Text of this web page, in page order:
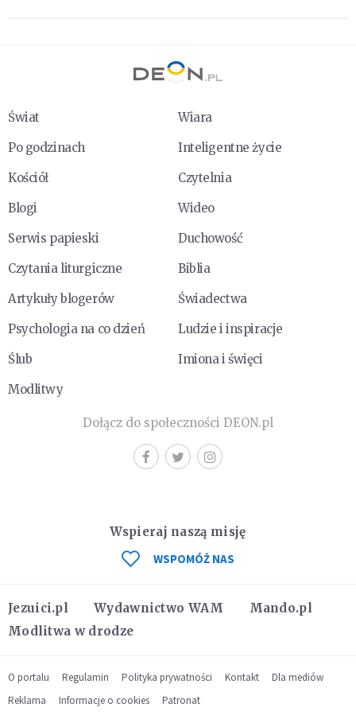
Świat
Wiara
Po godzinach
Inteligentne życie
Kościół
Czytelnia
Blogi
Wideo
Serwis papieski
Duchowość
Czytania liturgiczne
Biblia
Artykuły blogerów
Świadectwa
Psychologia na co dzień
Ludzie i inspiracje
Ślub
Imiona i święci
Modlitwy
Dołącz do społeczności DEON.pl
Jezuici.pl Wydawnictwo WAM
Mando.pl
Modlitwa w drodze
Wspieraj naszą misję
WSPOMÓŻ NAS
O portalu Regulamin Polityka prywatności Kontakt
Dla mediów
Reklama
Informacje o cookies Patronat